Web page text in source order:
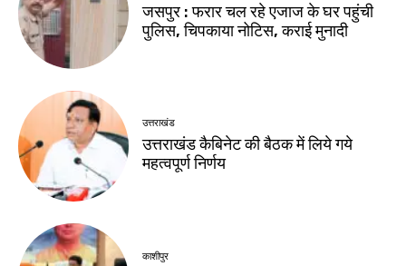
जसपुर : फरार चल रहे एजाज के घर पहुंची
पुलिस, चिपकाया नोटिस, कराई मुनादी
उत्तराखंड
उत्तराखंड कैबिनेट की बैठक में लिये गये
महत्वपूर्ण निर्णय
काशीपुर